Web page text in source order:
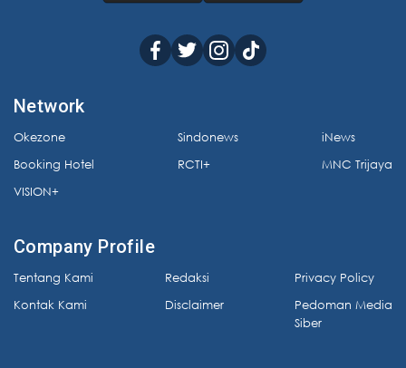
Network
Okezone
Booking Hotel
VISION+
Sindonews
RCTI+
iNews
MNC Trijaya
Company Profile
Tentang Kami
Kontak Kami
Redaksi
Disclaimer
Privacy Policy
Pedoman Media
Siber